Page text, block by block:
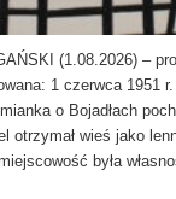
(1.08.2026) –
1 czerwca 1951
o Bojadłach
otrzymał wieś jako
była